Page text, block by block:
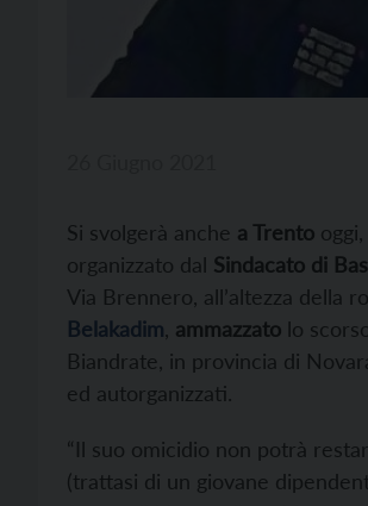
Si svolgerà anche a Trento oggi,
organizzato dal Sindacato di
Via Brennero, all’altezza della
Belakadim ammazzato lo
Biandrate, in provincia di
ed autorganizzati.
“Il suo omicidio non potrà
(trattasi di un giovane